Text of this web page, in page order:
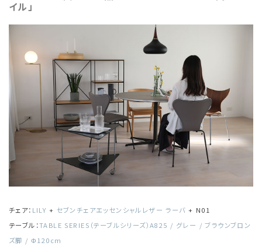
イル」
チェア： LILY + セブンチェアエッセンシャルレザー ラーバ ​​​ + N01
テーブル：TABLE SERIES（テーブルシリーズ）A825 / グレー / ブラウンブロン
ズ脚 / Φ120cm